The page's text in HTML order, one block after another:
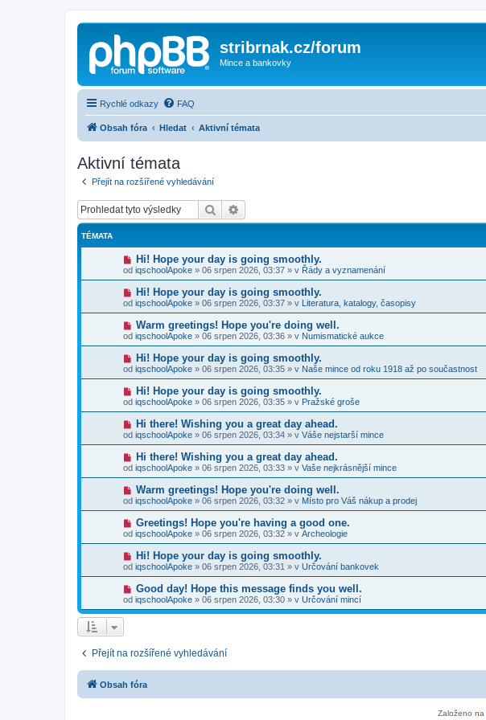
stribrnak.cz/forum
Mince a bankovky
Rychlé odkazy FAQ
Obsah fóra Hledat Aktivní témata
Aktivní témata
Přejít na rozšířené vyhledávání
Hledat
TÉMATA
N
o
v
ý
p
ř
í
s
p
ě
v
e
k
Hi! Hope your day is going smoothly.
od iqschoolApoke » 06 srpen 2026, 03:37 » v Řády a vyznamenání
N
o
v
ý
p
ř
í
p
ě
v
e
k
Hi! Hope your day is going smoothly.
od iqschoolApoke » 06 srpen 2026, 03:37 » v Literatura, katalogy, časopisy
N
o
v
ý
p
ř
í
p
ě
v
e
k
Warm greetings! Hope you're doing well.
od iqschoolApoke » 06 srpen 2026, 03:36 » v Numismatické aukce
N
o
v
ý
p
ř
í
p
ě
v
e
k
Hi! Hope your day is going smoothly.
od iqschoolApoke » 06 srpen 2026, 03:35 » v Naše mince od roku 1918 až po součastnost
N
o
v
ý
p
ř
í
p
ě
v
e
k
Hi! Hope your day is going smoothly.
od iqschoolApoke » 06 srpen 2026, 03:35 » v Pražské groše
N
o
v
ý
p
ř
í
s
p
ě
v
e
k
Hi there! Wishing you a great day ahead.
od iqschoolApoke » 06 srpen 2026, 03:34 » v Váše nejstarší mince
N
o
v
ý
p
ř
í
s
p
ě
v
e
k
Hi there! Wishing you a great day ahead.
od iqschoolApoke » 06 srpen 2026, 03:33 » v Vaše nejkrásnější mince
N
o
v
p
ř
í
p
ě
v
e
k
Warm greetings! Hope you're doing well.
od iqschoolApoke » 06 srpen 2026, 03:32 » v Místo pro Váš nákup a prodej
N
o
v
ý
p
ř
í
s
p
ě
v
Greetings! Hope you're having a good one.
od iqschoolApoke » 06 srpen 2026, 03:32 » v Archeologie
N
o
v
p
ř
í
v
e
k
Hi! Hope your day is going smoothly.
od iqschoolApoke » 06 srpen 2026, 03:31 » v Určování bankovek
N
o
v
ý
s
ě
v
Good day! Hope this message finds you well.
od iqschoolApoke » 06 srpen 2026, 03:30 » v Určování mincí
Přejít na rozšířené vyhledávání
Obsah fóra
Založeno na